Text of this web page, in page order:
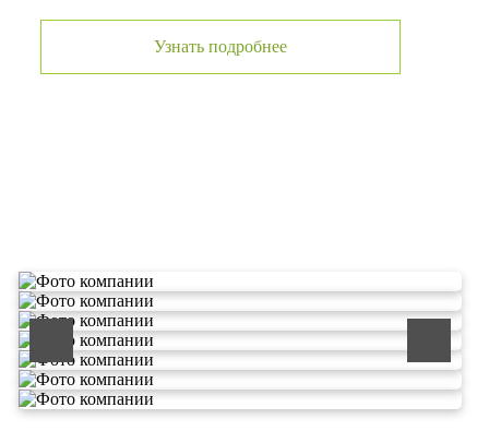
Узнать подробнее
ООО «ЭКОВОЛГА» является современной и